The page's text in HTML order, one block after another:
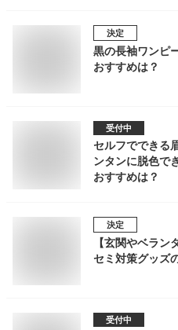
決定
黒の長袖ワンピ
おすすめは？
受付中
セルフでできる
ンタンに脱色で
おすすめは？
決定
【玄関やベラン
セミ対策グッズ
受付中